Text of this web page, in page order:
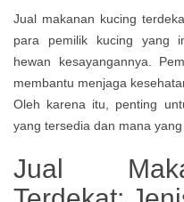
Jual makanan kucing
para pemilik kucing yang
hewan kesayangannya.
membantu menjaga
Oleh karena itu, penting
yang tersedia dan mana
Jual